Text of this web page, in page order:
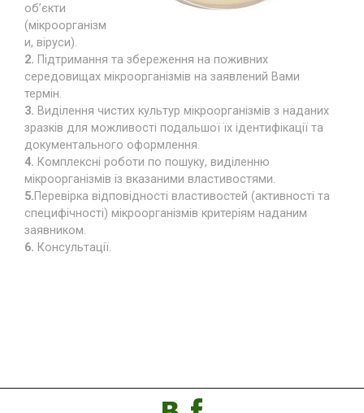
об’єкти
(мікроорганізм
и, віруси).
2. Підтримання та збереження на поживних
середовищах мікроорганізмів на заявлений Вами
термін.
3. Виділення чистих культур мікроорганізмів з наданих
зразків для можливості подальшої їх ідентифікації та
документального оформлення.
4. Комплексні роботи по пошуку, виділенню
мікроорганізмів із вказаними властивостями.
5.Перевірка відповідності властивостей (активності та
специфічності) мікроорганізмів критеріям наданим
заявником.
6. Консультації.